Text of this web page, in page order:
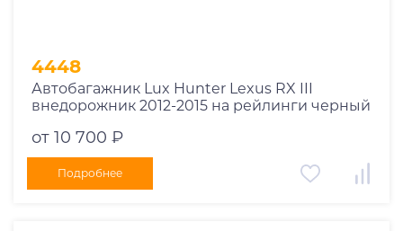
4448
Автобагажник Lux Hunter Lexus RX III
внедорожник 2012-2015 на рейлинги черный
от 10 700 ₽
Подробнее